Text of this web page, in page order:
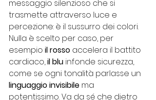
messaggio silenzioso che si
trasmette attraverso luce e
percezione: è il sussurro dei colori.
Nulla è scelto per caso, per
esempio il rosso accelera il battito
cardiaco, il blu infonde sicurezza,
come se ogni tonalità parlasse un
linguaggio invisibile ma
potentissimo. Va da sé che dietro